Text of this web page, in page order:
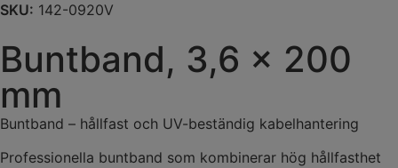
SKU: 142-0920V
Buntband, 3,6 x 200
mm
Buntband – hållfast och UV-beständig kabelhantering
Professionella buntband som kombinerar hög hållfasthet